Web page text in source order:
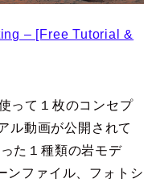
– [Free Tutorial &
って１枚のコンセプ
ル動画が公開されて
た１種類の岩モデ
ンファイル、フォトシ